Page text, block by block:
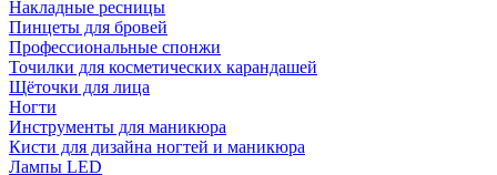
Накладные ресницы
Пинцеты для бровей
Профессиональные спонжи
Точилки для косметических карандашей
Щёточки для лица
Ногти
Инструменты для маникюра
Кисти для дизайна ногтей и маникюра
Лампы LED